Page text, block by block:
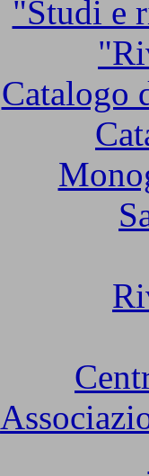
"Studi e
Catalogo